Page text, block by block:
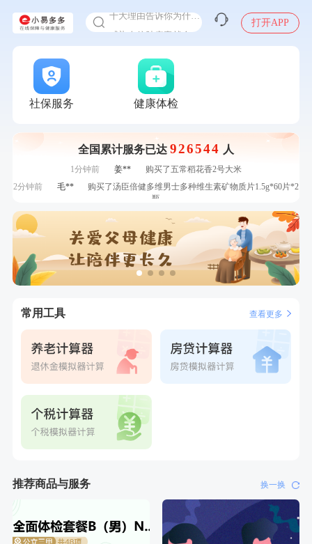
甲状腺癌怎么筛查
打开APP
社保服务 健康体检
全国累计服务已达 926544 人
7分钟前 林**
成功预约糖尿病强化体检套餐
7分钟前
购买了小熊电烤箱 DKX-F10M6
刚刚
购买了宁安堡新疆无核红枣干150g*2
刚刚
购买了宁安堡新疆无核红枣干150g*2
1分钟前
赵**
成功预约青春体检卡（女）
1分钟前
姜**
购买了五常稻花香2号大米
2分钟前
毛**
购买了汤臣倍健多维男士多种维生素矿物质片1.5g*60片*2
瓶
4分钟前
成功预约了心脏病套餐
4分钟前
潘*
购买了美的1.5L电热水壶HJ1522
6分钟前
何*
购买了K3颈椎按摩仪（浅灰色）
成功预约糖尿病强化体检套餐
7分钟前
刚刚
林** 购买了宁安堡新疆无核红枣干150g*2
常用工具 查看更多
推荐商品与服务 换一换